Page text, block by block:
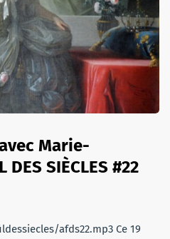
Marie-
SIÈCLES #22
afds22.mp3 Ce 19